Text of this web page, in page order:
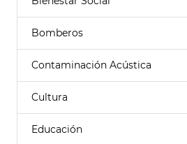
Bomberos
Contaminación Acústica
Cultura
Educación